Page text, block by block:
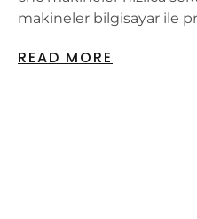
makineler bilgisayar ile
READ MORE